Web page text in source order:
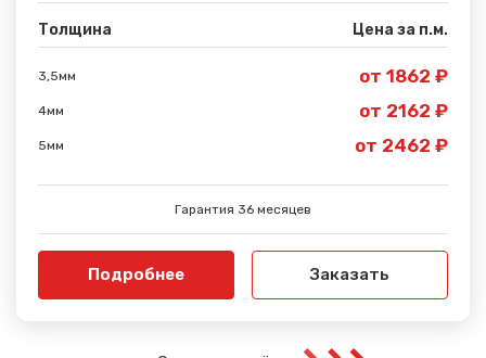
Толщина Цена за п.м.
3,5мм от 1862 ₽
4мм от 2162 ₽
5мм от 2462 ₽
Гарантия 36 месяцев
Подробнее Заказать